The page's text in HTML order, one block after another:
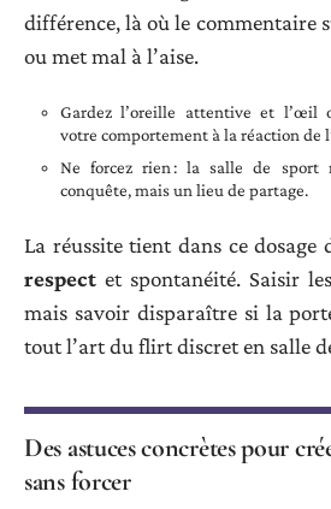
différence, là où le commentaire
ou met mal à l’aise.
Gardez l’oreille attentive et l’œil
votre comportement à la réaction de
Ne forcez rien : la salle de sport
conquête, mais un lieu de partage.
La réussite tient dans ce dosage
respect et spontanéité. Saisir
mais savoir disparaître si la
tout l’art du flirt discret en salle
Des astuces concrètes pour
sans forcer